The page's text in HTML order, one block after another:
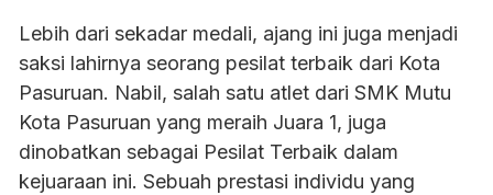
Lebih dari sekadar medali, ajang ini juga menjadi
saksi lahirnya seorang pesilat terbaik dari Kota
Pasuruan. Nabil, salah satu atlet dari SMK Mutu
Kota Pasuruan yang meraih Juara 1, juga
dinobatkan sebagai Pesilat Terbaik dalam
kejuaraan ini. Sebuah prestasi individu yang